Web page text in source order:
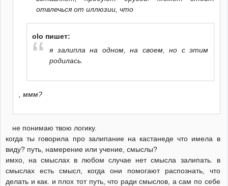
отвлечься от иллюзии, что
olo пишет:
я залипла на одном, на своем, но с этим
родилась.
, ммм?
не понимаю твою логику.
когда ты говорила про залипание на кастанеде что имела в
виду? путь, намерение или учение, смыслы?
имхо, на смыслах в любом случае нет смысла залипать. в
смыслах есть смысл, когда они помогают распознать, что
делать и как. и плох тот путь, что ради смыслов, а сам по себе